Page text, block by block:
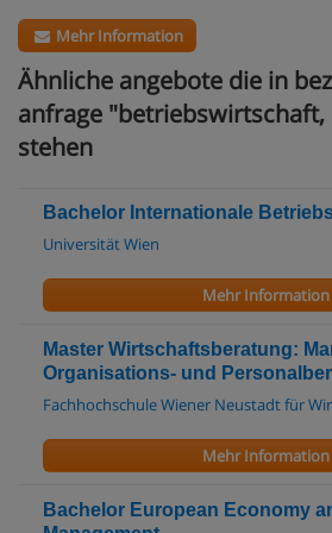
Mehr Information
Ähnliche angebote die in
anfrage
stehen
Bachelor Internationale
Universität Wien
Mehr Information
Master Wirtschaftsberatung:
Organisations- und
Fachhochschule Wiener Neustadt für
Mehr Information
Bachelor European Economy